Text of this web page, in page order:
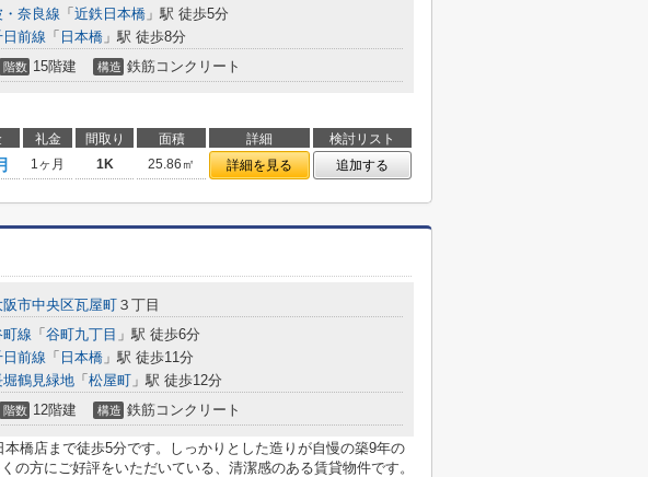
奈良線 「 近鉄日本橋 」駅 徒歩5分
前線 「 日本橋 」駅 徒歩8分
階数 15階建 構造 鉄筋コンクリート
礼金 間取り 面積 詳細
検討リスト
1ヶ月 1K 25.86㎡ 詳細を見る 追加する
阪市中央区瓦屋町 ３丁目
線 「 谷町九丁目 」駅 徒歩6分
前線 「 日本橋 」駅 徒歩11分
鶴見緑地 「 松屋町 」駅 徒歩12分
階数 12階建 構造 鉄筋コンクリート
本橋店まで徒歩5分です。しっかりとした造りが自慢の築9年の
の方にご好評をいただいている、清潔感のある賃貸物件です。